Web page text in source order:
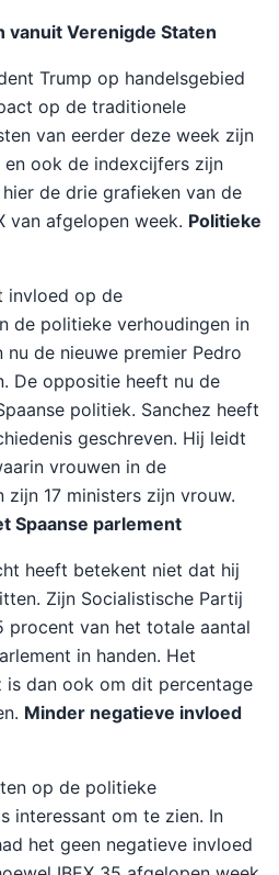
vanuit Verenigde Staten
Trump op handelsgebied
op de traditionele
van eerder deze week zijn
ook de indexcijfers zijn
de drie grafieken van de
van afgelopen week. Politieke
invloed op de
de politieke verhoudingen in
de nieuwe premier Pedro
De oppositie heeft nu de
politiek. Sanchez heeft
geschreven. Hij leidt
vrouwen in de
zijn 17 ministers zijn vrouw.
Spaanse parlement
heeft betekent niet dat hij
Zijn Socialistische Partij
procent van het totale aantal
in handen. Het
is dan ook om dit percentage
Minder negatieve invloed
op de politieke
interessant om te zien. In
het geen negatieve invloed